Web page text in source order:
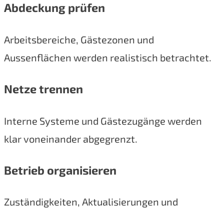
Abdeckung prüfen
Arbeitsbereiche, Gästezonen und
Aussenflächen werden realistisch betrachtet.
Netze trennen
Interne Systeme und Gästezugänge werden
klar voneinander abgegrenzt.
Betrieb organisieren
Zuständigkeiten, Aktualisierungen und